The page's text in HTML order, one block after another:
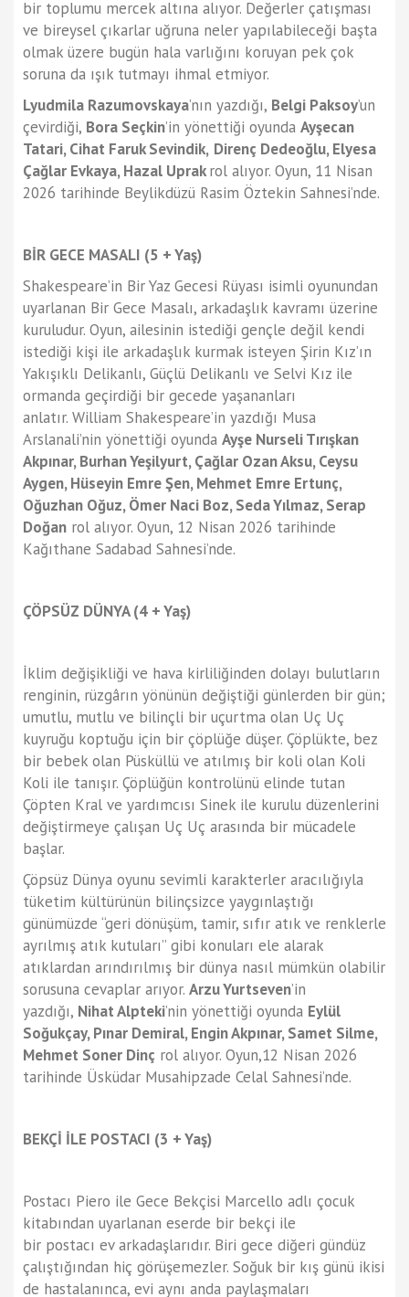
bir toplumu mercek altına alıyor. Değerler çatışması
ve bireysel çıkarlar uğruna neler yapılabileceği başta
olmak üzere bugün hala varlığını koruyan pek çok
soruna da ışık tutmayı ihmal etmiyor.
Lyudmila Razumovskaya’nın yazdığı, Belgi Paksoy’un
çevirdiği, Bora Seçkin’in yönettiği oyunda Ayşecan
Tatari, Cihat Faruk Sevindik, Direnç Dedeoğlu, Elyesa
Çağlar Evkaya, Hazal Uprakrol alıyor. Oyun, 11 Nisan
2026 tarihinde Beylikdüzü Rasim Öztekin Sahnesi’nde.
BİR GECE MASALI (5 + Yaş)
Shakespeare’in Bir Yaz Gecesi Rüyası isimli oyunundan
uyarlanan Bir Gece Masalı, arkadaşlık kavramı üzerine
kuruludur. Oyun, ailesinin istediği gençle değil kendi
istediği kişi ile arkadaşlık kurmak isteyen Şirin Kız’ın
Yakışıklı Delikanlı, Güçlü Delikanlı ve Selvi Kız ile
ormanda geçirdiği bir gecede yaşananları
anlatır. William Shakespeare’in yazdığı Musa
Arslanali’nin yönettiği oyunda Ayşe Nurseli Tırışkan
Akpınar, Burhan Yeşilyurt, Çağlar Ozan Aksu, Ceysu
Aygen, Hüseyin Emre Şen, Mehmet Emre Ertunç,
Oğuzhan Oğuz, Ömer Naci Boz, Seda Yılmaz, Serap
Doğan rol alıyor. Oyun, 12 Nisan 2026 tarihinde
Kağıthane Sadabad Sahnesi’nde.
ÇÖPSÜZ DÜNYA (4 + Yaş)
İklim değişikliği ve hava kirliliğinden dolayı bulutların
renginin, rüzgârın yönünün değiştiği günlerden bir gün;
umutlu, mutlu ve bilinçli bir uçurtma olan Uç Uç
kuyruğu koptuğu için bir çöplüğe düşer. Çöplükte, bez
bir bebek olan Püsküllü ve atılmış bir koli olan Koli
Koli ile tanışır. Çöplüğün kontrolünü elinde tutan
Çöpten Kral ve yardımcısı Sinek ile kurulu düzenlerini
değiştirmeye çalışan Uç Uç arasında bir mücadele
başlar.
Çöpsüz Dünya oyunu sevimli karakterler aracılığıyla
tüketim kültürünün bilinçsizce yaygınlaştığı
günümüzde “geri dönüşüm, tamir, sıfır atık ve renklerle
ayrılmış atık kutuları’’ gibi konuları ele alarak
atıklardan arındırılmış bir dünya nasıl mümkün olabilir
sorusuna cevaplar arıyor. Arzu Yurtseven’in
yazdığı, Nihat Alpteki’nin yönettiği oyunda Eylül
Soğukçay, Pınar Demiral, Engin Akpınar, Samet Silme,
Mehmet Soner Dinç rol alıyor. Oyun,12 Nisan 2026
tarihinde Üsküdar Musahipzade Celal Sahnesi’nde.
BEKÇİ İLE POSTACI (3 + Yaş)
Postacı Piero ile Gece Bekçisi Marcello adlı çocuk
kitabından uyarlanan eserde bir bekçi ile
bir postacı ev arkadaşlarıdır. Biri gece diğeri gündüz
çalıştığından hiç görüşemezler. Soğuk bir kış günü ikisi
de hastalanınca, evi aynı anda paylaşmaları